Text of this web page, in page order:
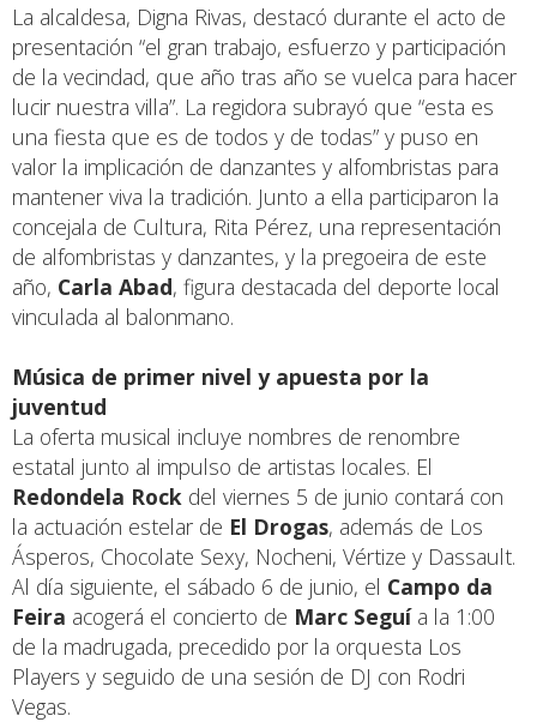
La alcaldesa, Digna Rivas, destacó durante el acto de
presentación “el gran trabajo, esfuerzo y participación
de la vecindad, que año tras año se vuelca para hacer
lucir nuestra villa”. La regidora subrayó que “esta es
una fiesta que es de todos y de todas” y puso en
valor la implicación de danzantes y alfombristas para
mantener viva la tradición. Junto a ella participaron la
concejala de Cultura, Rita Pérez, una representación
de alfombristas y danzantes, y la pregoeira de este
año, Carla Abad, figura destacada del deporte local
vinculada al balonmano.
Música de primer nivel y apuesta por la
juventud
La oferta musical incluye nombres de renombre
estatal junto al impulso de artistas locales. El
Redondela Rock del viernes 5 de junio contará con
la actuación estelar de El Drogas, además de Los
Ásperos, Chocolate Sexy, Nocheni, Vértize y Dassault.
Al día siguiente, el sábado 6 de junio, el Campo da
Feira acogerá el concierto de Marc Seguía la 1:00
de la madrugada, precedido por la orquesta Los
Players y seguido de una sesión de DJ con Rodri
Vegas.